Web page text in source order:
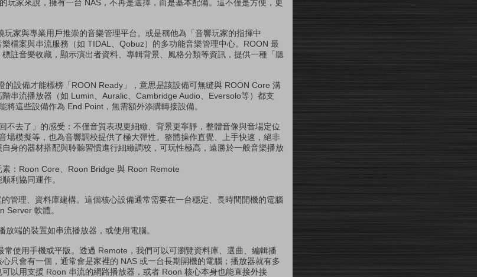
玩家來說，擁有一台 NAS，不再是選擇，而是基本配備。這不僅是方便，更
家與專業用戶推崇的音樂管理平台。或是稱他為「音響玩家的指揮中
檔案與串流服務（如 TIDAL、Qobuz）的多功能音樂管理中心。ROON 最
註音樂收藏，顯示演出者資料、專輯背景、風格分類等資訊，提供一種「聽
設備才能標榜「ROON Ready」，意思是該設備可無縫與 ROON Core 溝
串流播放器（如 Lumin、Auralic、Cambridge Audio、Eversolo等）都支
這些設備作為 End Point，無需額外添購轉接設備。
不去了」的感受：不僅音質表現更細緻、背景更寧靜，整體音像與音場定位
場模擬等，也為音響調校提供了極大彈性。整體操作直覺、上手快速，絕非
身的器材搭配與聆聽習慣進行細緻調校，可玩性極高，遠勝於一般音樂播放
：Roon Core、Roon Bridge 與 Roon Remote
利協同運作。
管理、資料庫建構。這個核心設備通常需要在一台穩定、長時間開機的電腦
Server 軟體。
端的裝置如串流播放器，或使用電腦。
使用手機或平版。透過 Remote，我們可以可瀏覽資料庫、選曲、編輯播
只會有一個，通常會是家裡的 NAS 或一台長期開機的電腦；播放器就有多
以用支援 Roon 串流的網路播放器，或者 Roon 核心本身也能直接外接